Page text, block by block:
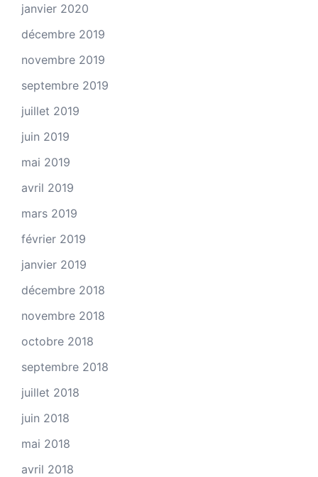
janvier 2020
décembre 2019
novembre 2019
septembre 2019
juillet 2019
juin 2019
mai 2019
avril 2019
mars 2019
février 2019
janvier 2019
décembre 2018
novembre 2018
octobre 2018
septembre 2018
juillet 2018
juin 2018
mai 2018
avril 2018